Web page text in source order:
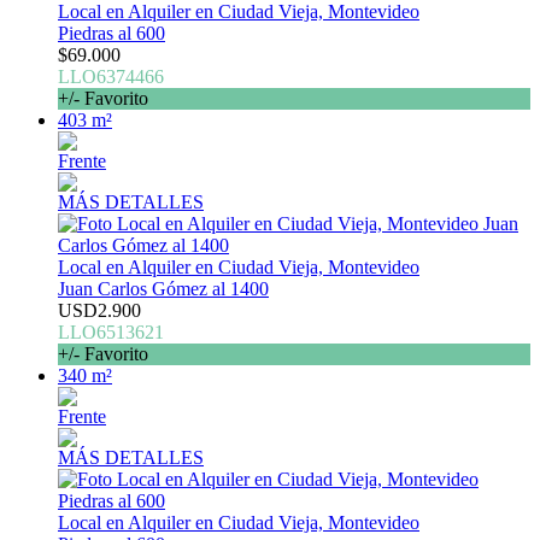
Local en Alquiler en Ciudad Vieja, Montevideo
Piedras al 600
$69.000
LLO6374466
+/- Favorito
403 m²
Frente
MÁS DETALLES
Local en Alquiler en Ciudad Vieja, Montevideo
Juan Carlos Gómez al 1400
USD2.900
LLO6513621
+/- Favorito
340 m²
Frente
MÁS DETALLES
Local en Alquiler en Ciudad Vieja, Montevideo